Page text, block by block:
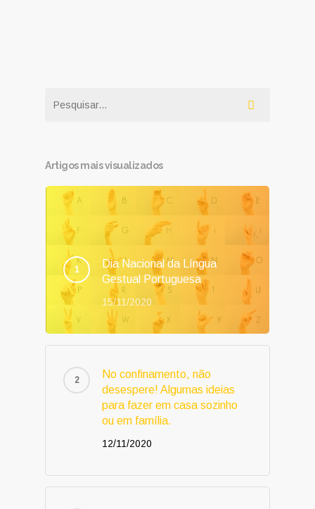
Artigos mais visualizados
Dia Nacional da Língua
Gestual Portuguesa
15/11/2020
No confinamento, não
desespere! Algumas ideias
para fazer em casa sozinho
ou em família.
12/11/2020